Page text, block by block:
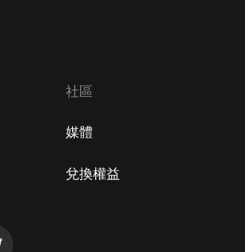
社區
媒體
兌換權益